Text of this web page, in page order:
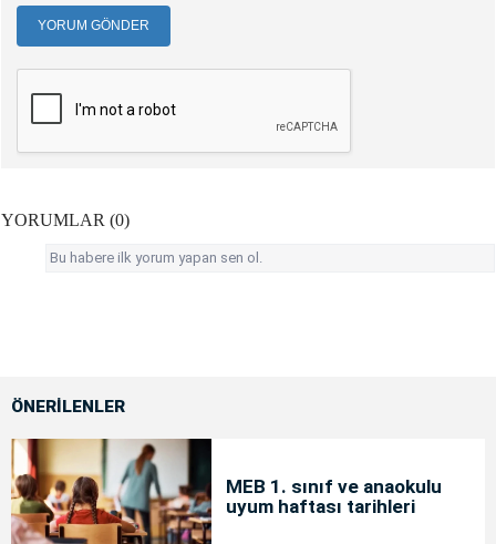
YORUM GÖNDER
YORUMLAR (0)
Bu habere ilk yorum yapan sen ol.
ÖNERİLENLER
MEB 1. sınıf ve anaokulu
uyum haftası tarihleri